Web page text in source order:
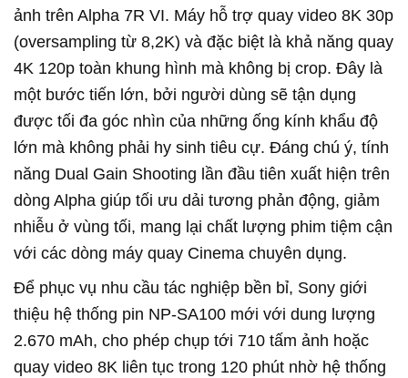
ảnh trên Alpha 7R VI. Máy hỗ trợ quay video 8K 30p
(oversampling từ 8,2K) và đặc biệt là khả năng quay
4K 120p toàn khung hình mà không bị crop. Đây là
một bước tiến lớn, bởi người dùng sẽ tận dụng
được tối đa góc nhìn của những ống kính khẩu độ
lớn mà không phải hy sinh tiêu cự. Đáng chú ý, tính
năng Dual Gain Shooting lần đầu tiên xuất hiện trên
dòng Alpha giúp tối ưu dải tương phản động, giảm
nhiễu ở vùng tối, mang lại chất lượng phim tiệm cận
với các dòng máy quay Cinema chuyên dụng.
Để phục vụ nhu cầu tác nghiệp bền bỉ, Sony giới
thiệu hệ thống pin NP-SA100 mới với dung lượng
2.670 mAh, cho phép chụp tới 710 tấm ảnh hoặc
quay video 8K liên tục trong 120 phút nhờ hệ thống